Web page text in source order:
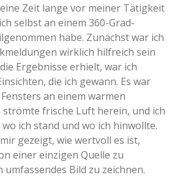
Zeit lange vor meiner Tätigkeit
selbst an einem 360-Grad-
habe. Zunächst war ich
wirklich hilfreich sein
Ergebnisse erhielt, war ich
die ich gewann. Es war
an einem warmen
strömte frische Luft herein, und ich
ich stand und wo ich hinwollte.
gezeigt, wie wertvoll es ist,
einer einzigen Quelle zu
Bild zu zeichnen.